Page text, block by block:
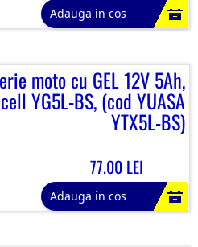
Adauga in cos
moto cu GEL 12V 5Ah,
YG5L-BS, (cod YUASA
YTX5L-BS)
77.00 LEI
Adauga in cos